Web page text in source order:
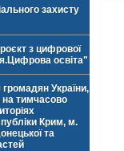
захисту
з цифрової
освіта"
України,
на тимчасово
Крим, м.
та